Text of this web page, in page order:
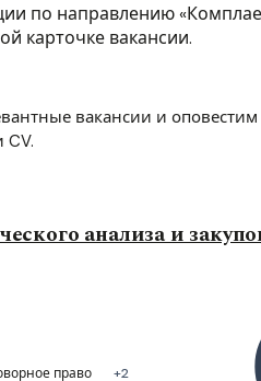
по направлению
карточке вакансии.
вакансии и оповестим
CV.
анализа и
право +2